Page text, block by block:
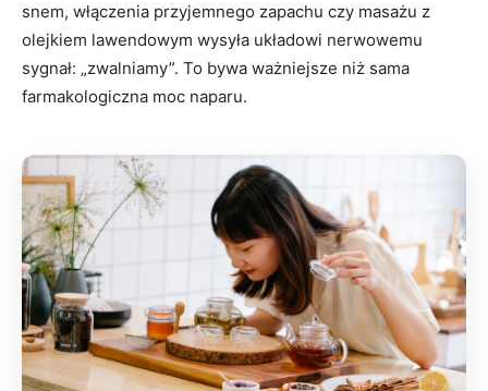
snem, włączenia przyjemnego zapachu czy masażu z
olejkiem lawendowym wysyła układowi nerwowemu
sygnał: „zwalniamy”. To bywa ważniejsze niż sama
farmakologiczna moc naparu.